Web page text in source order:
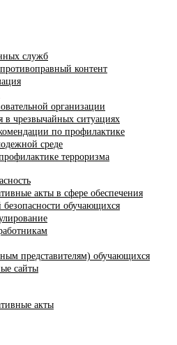
служб
контент
организации
в чрезвычайных ситуациях
по профилактике
среде
терроризма
акты в сфере обеспечения
обучающихся
представителям) обучающихся
сайты
акты